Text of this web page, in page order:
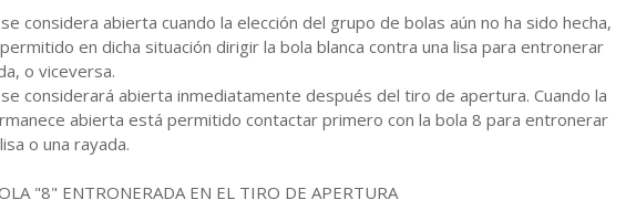
considera abierta cuando la elección del grupo de bolas aún no ha sido hecha,
en dicha situación dirigir la bola blanca contra una lisa para entronerar
o viceversa.
considerará abierta inmediatamente después del tiro de apertura. Cuando la
abierta está permitido contactar primero con la bola 8 para entronerar
o una rayada.
"8" ENTRONERADA EN EL TIRO DE APERTURA